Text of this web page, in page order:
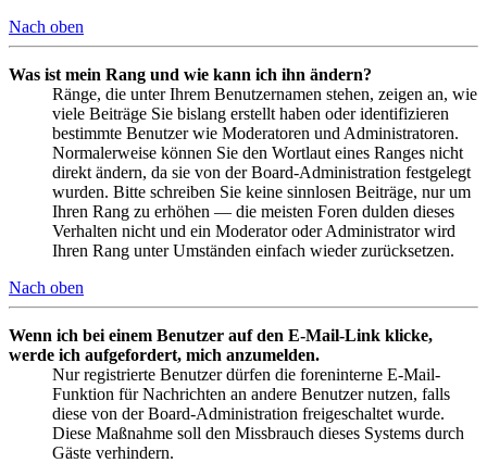
Nach oben
Was ist mein Rang und wie kann ich ihn ändern?
Ränge, die unter Ihrem Benutzernamen stehen, zeigen an, wie
viele Beiträge Sie bislang erstellt haben oder identifizieren
bestimmte Benutzer wie Moderatoren und Administratoren.
Normalerweise können Sie den Wortlaut eines Ranges nicht
direkt ändern, da sie von der Board-Administration festgelegt
wurden. Bitte schreiben Sie keine sinnlosen Beiträge, nur um
Ihren Rang zu erhöhen — die meisten Foren dulden dieses
Verhalten nicht und ein Moderator oder Administrator wird
Ihren Rang unter Umständen einfach wieder zurücksetzen.
Nach oben
Wenn ich bei einem Benutzer auf den E-Mail-Link klicke,
werde ich aufgefordert, mich anzumelden.
Nur registrierte Benutzer dürfen die foreninterne E-Mail-
Funktion für Nachrichten an andere Benutzer nutzen, falls
diese von der Board-Administration freigeschaltet wurde.
Diese Maßnahme soll den Missbrauch dieses Systems durch
Gäste verhindern.